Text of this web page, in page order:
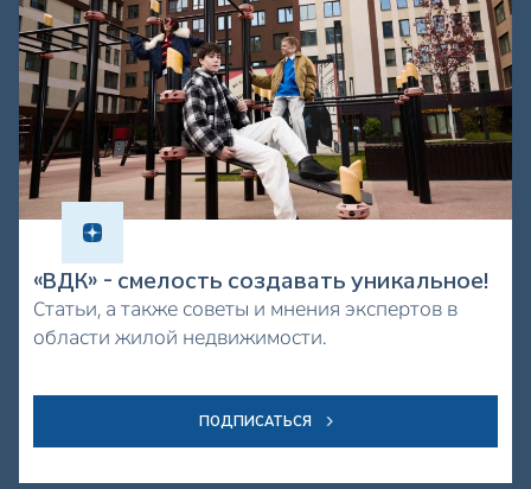
«ВДК» - смелость создавать уникальное!
Статьи, а также советы и мнения экспертов в
области жилой недвижимости.
ПОДПИСАТЬСЯ